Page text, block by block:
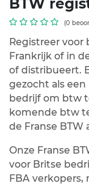
BTW
(0
Registreer voor
Frankrijk of in
of distribueert.
gezocht als
bedrijf om btw
komende btw
de Franse
Onze Franse
voor Britse
FBA verkopers,